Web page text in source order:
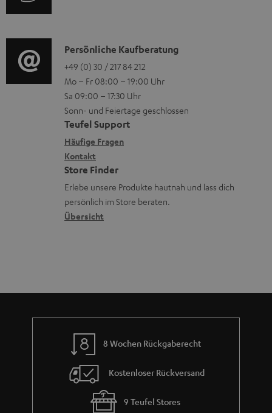
n
m
V
e
r
s
a
n
d
e
n
z
u
r
G
a
r
a
n
g
e
r
ä
t
e
R
ü
c
k
m
i
o
-
L
e
x
i
k
o
n
K
o
n
t
a
k
t
d
a
t
Persönliche Kaufberatung
+49 (0) 30 / 217 84 212
Mo – Fr 08:00 – 19:00 Uhr
Sa 09:00 – 17:30 Uhr
Sonn- und Feiertage geschlossen
Teufel Support
Häufige Fragen
Kontakt
Store Finder
Erlebe unsere Produkte hautnah und lass dich
persönlich im Store beraten.
Übersicht
8 Wochen Rückgaberecht
Kostenloser Rückversand
9 Teufel Stores